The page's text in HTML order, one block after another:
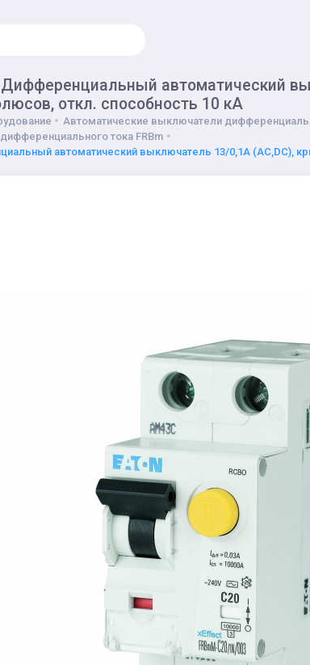
Дифференциальный автоматический
откл. способность 10 кА
Автоматические выключатели
тока FRBm
автоматический выключатель 13/0,1А (AC,DC),